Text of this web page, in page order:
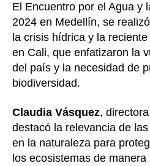
El Encuentro por el Agua y
2024 en Medellín, se
la crisis hídrica y la
en Cali, que enfatizaron la
del país y la necesidad de
biodiversidad.
Claudia Vásquez,
destacó la relevancia de
en la naturaleza para
los ecosistemas de